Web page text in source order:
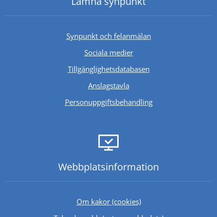
Synpunkt och felanmälan
Sociala medier
TillgänglighetsdatabasenLänk till annan
Anslagstavla
Personuppgiftsbehandling
Webbplats­information
Om kakor (cookies)